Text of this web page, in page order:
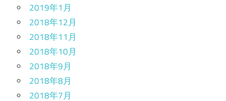
2019年1月
2018年12月
2018年11月
2018年10月
2018年9月
2018年8月
2018年7月